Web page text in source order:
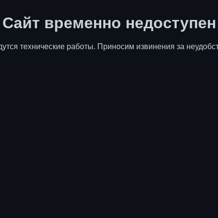
Сайт временно недоступен
технические работы. Приносим извинения за